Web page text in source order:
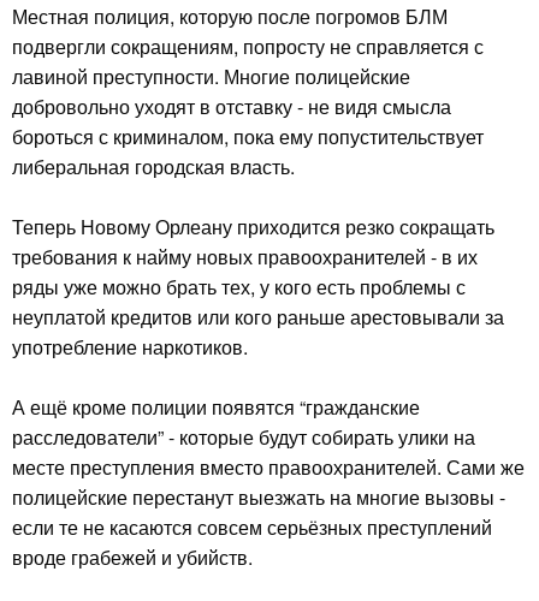
Местная полиция, которую после погромов БЛМ
подвергли сокращениям, попросту не справляется с
лавиной преступности. Многие полицейские
добровольно уходят в отставку - не видя смысла
бороться с криминалом, пока ему попустительствует
либеральная городская власть.
Теперь Новому Орлеану приходится резко сокращать
требования к найму новых правоохранителей - в их
ряды уже можно брать тех, у кого есть проблемы с
неуплатой кредитов или кого раньше арестовывали за
употребление наркотиков.
А ещё кроме полиции появятся “гражданские
расследователи” - которые будут собирать улики на
месте преступления вместо правоохранителей. Сами же
полицейские перестанут выезжать на многие вызовы -
если те не касаются совсем серьёзных преступлений
вроде грабежей и убийств.